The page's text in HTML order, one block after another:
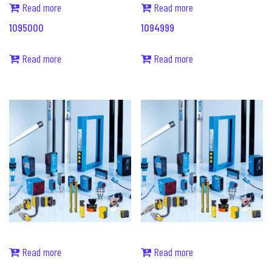
Read more
1095000
Read more
Read more
1094999
Read more
Read more
Read more